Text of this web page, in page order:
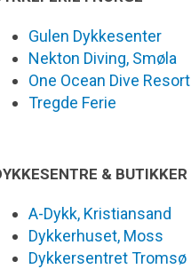
Gulen Dykkesenter
Nekton Diving, Smøla
One Ocean Dive Resort
Tregde Ferie
& BUTIKKER
A-Dykk, Kristiansand
Dykkerhuset, Moss
Dykkersentret Tromsø